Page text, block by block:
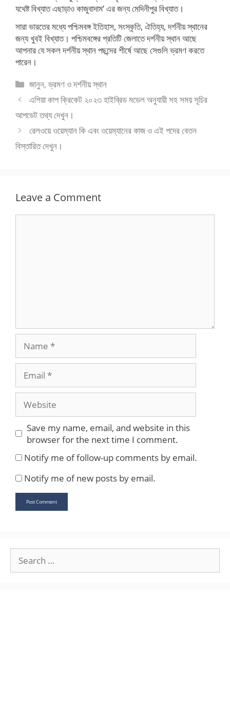
যথেষ্ট বিখ্যাত এছাড়াও কাজুবাদাম’ এর জন্য মেদিনীপুর বিখ্যাত।
সারা ভারতের মধ্যে পশ্চিমবঙ্গ ইতিহাস, সংস্কৃতি, ঐতিহ্য, দর্শনীয় স্থানের
জন্য খুবই বিখ্যাত। পশ্চিমবঙ্গের প্রতিটি জেলাতে দর্শনীয় স্থান আছে
আপনার যে সকল দর্শনীয় স্থান পছন্দের শীর্ষে আছে সেগুলি ভ্রমণ করতে
পারেন।
Categories
জানুন,ভ্রমণ ও দর্শনীয় স্থান
এশিয়া কাপ ক্রিকেট ২০২৩ হাইব্রিড মডেল অনুযায়ী সহ সময় সূচির
আপডেট তথ্য দেখুন।
রেলওয়ে ওয়েম্যান কি এবং ওয়েম্যানের কাজ ও এই পদের বেতন
বিস্তারিত দেখুন।
Leave a Comment
Save my name, email, and website in this
browser for the next time I comment.
Notify me of follow-up comments by email.
Notify me of new posts by email.
for: